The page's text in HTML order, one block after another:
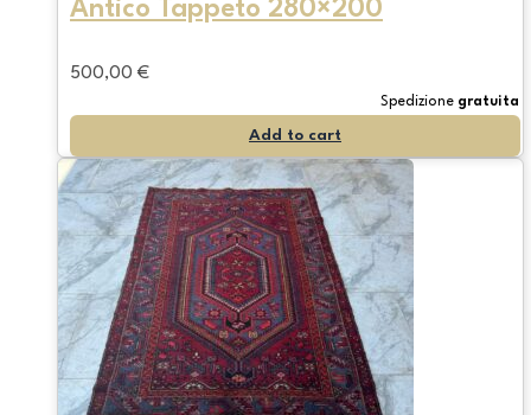
Antico Tappeto 280×200
500,00 €
Spedizione gratuita
Add to cart